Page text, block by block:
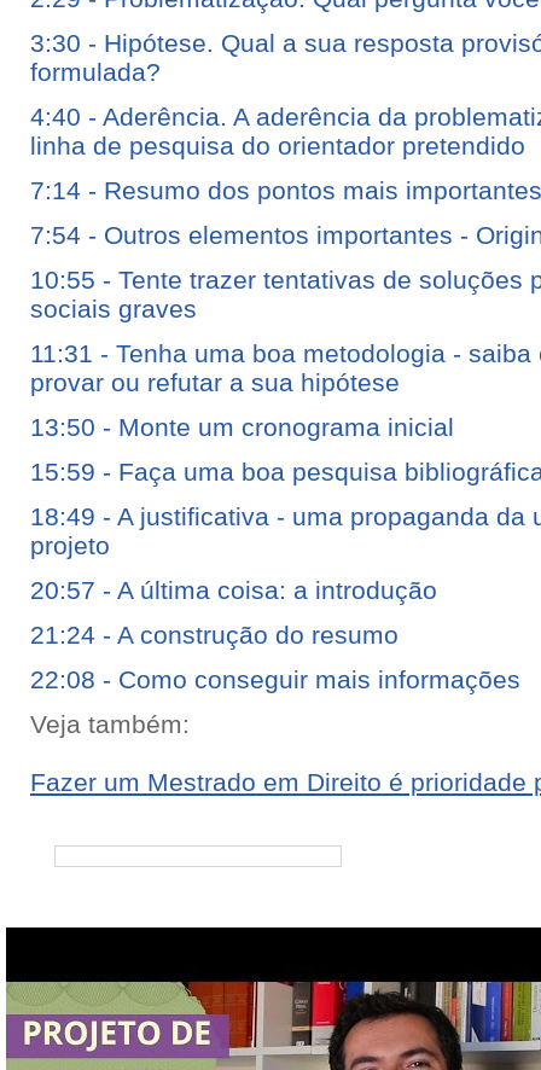
3:30 - Hipótese. Qual a sua resposta
formulada?
4:40 - Aderência. A aderência da
linha de pesquisa do orientador pretendido
7:14 - Resumo dos pontos mais
7:54 - Outros elementos importantes -
10:55 - Tente trazer tentativas de soluções
sociais graves
11:31 - Tenha uma boa metodologia -
provar ou refutar a sua hipótese
13:50 - Monte um cronograma inicial
15:59 - Faça uma boa pesquisa
18:49 - A justificativa - uma propaganda da
projeto
20:57 - A última coisa: a introdução
21:24 - A construção do resumo
22:08 - Como conseguir mais informações
Veja também:
Fazer um Mestrado em Direito é prioridade